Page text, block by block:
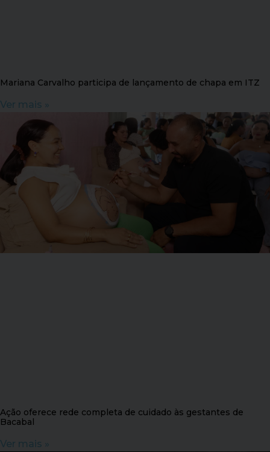
Mariana Carvalho participa de lançamento de chapa em ITZ
Ver mais »
Ação oferece rede completa de cuidado às gestantes de
Bacabal
Ver mais »